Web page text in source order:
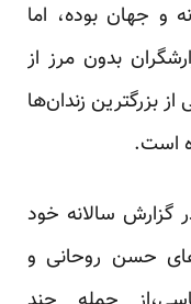
و جهان بوده‌، اما
بدون مرز از
یکی از بزرگترین زندان‌ها
است.
گزارش سالانه خود
حسن روحانی و